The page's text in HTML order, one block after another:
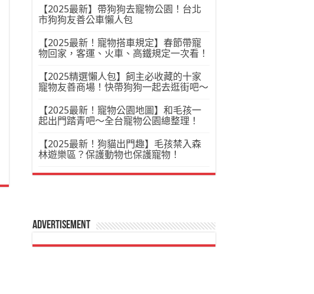
【2025最新】帶狗狗去寵物公園！台北
市狗狗友善公車懶人包
【2025最新！寵物搭車規定】春節帶寵
物回家，客運、火車、高鐵規定一次看！
【2025精選懶人包】飼主必收藏的十家
寵物友善商場！快帶狗狗一起去逛街吧～
【2025最新！寵物公園地圖】和毛孩一
起出門踏青吧～全台寵物公園總整理！
【2025最新！狗貓出門趣】毛孩禁入森
林遊樂區？保護動物也保護寵物！
Advertisement